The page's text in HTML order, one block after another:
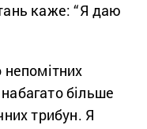
каже: “Я даю
непомітних
більше
трибун. Я